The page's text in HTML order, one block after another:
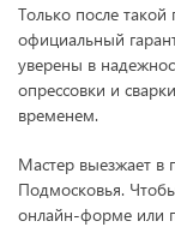
Только после
официальный
уверены в
опрессовки и
временем.
Мастер выезжает в
Подмосковья.
онлайн-форме или